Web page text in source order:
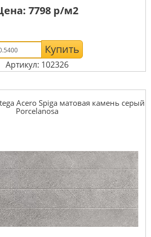
7798 р/м2
Купить
Артикул: 102326
Acero Spiga матовая камень серый
Porcelanosa